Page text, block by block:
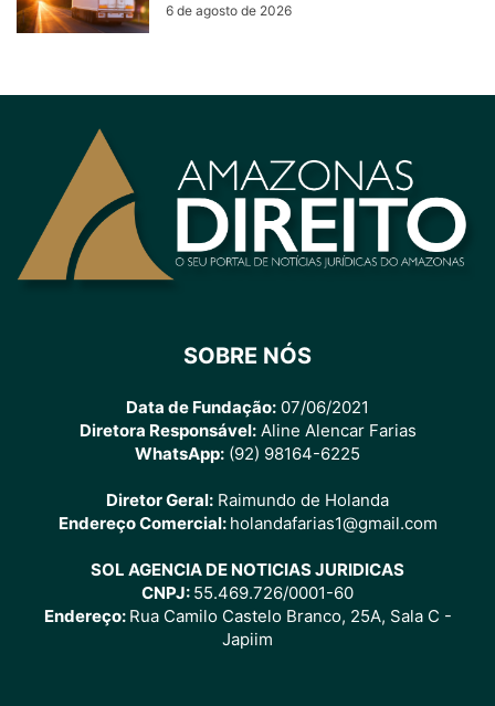
6 de agosto de 2026
SOBRE NÓS
Data de Fundação: 07/06/2021
Diretora Responsável:Aline Alencar Farias
WhatsApp: (92) 98164-6225
Diretor Geral: Raimundo de Holanda
Endereço Comercial: holandafarias1@gmail.com
SOL AGENCIA DE NOTICIAS JURIDICAS
CNPJ: 55.469.726/0001-60
Endereço: Rua Camilo Castelo Branco, 25A, Sala C -
Japiim